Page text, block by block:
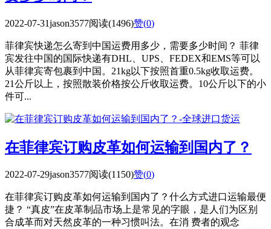
2022-07-31jason3577阅读(1496)赞(0)
菲律宾快递怎么寄到中国运费用多少，需要多少时间？ 菲律
宾发往中国的国际快递有DHL、UPS、FEDEX和EMS等可以
从菲律宾寄包裹到中国。21kg以下按照首重0.5kg收取运费。
21公斤以上，按照散装价格按公斤收取运费。10公斤以下的小
件可...
在菲律宾订购皮革如何运输到国内了？
2022-07-29jason3577阅读(1150)赞(0)
在菲律宾订购皮革如何运输到国内了？什么方式进口运输最便
捷？ “真皮”在皮革制品市场上是常见的字眼，是人们为区别
合成革而对天然皮革的一种习惯叫法。在消 费者的观念